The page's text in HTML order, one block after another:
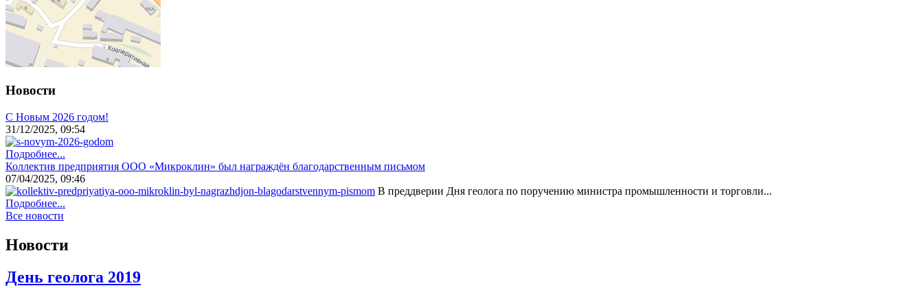
Новости
С Новым 2026 годом!
31/12/2025, 09:54
Подробнее...
Коллектив предприятия ООО «Микроклин» был награждён благодарственным письмом
07/04/2025, 09:46
В преддверии Дня геолога по поручению министра промышленности и торговли...
Подробнее...
Все новости
Новости
День геолога 2019